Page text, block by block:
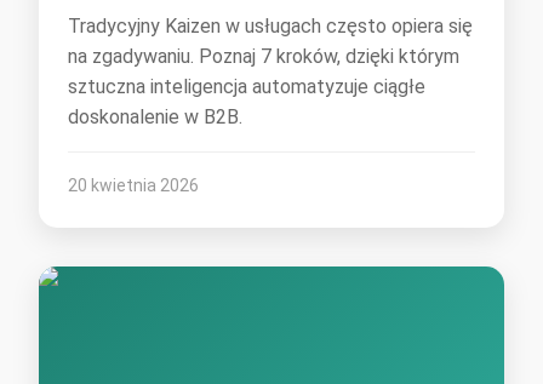
Tradycyjny Kaizen w usługach często opiera się
na zgadywaniu. Poznaj 7 kroków, dzięki którym
sztuczna inteligencja automatyzuje ciągłe
doskonalenie w B2B.
20 kwietnia 2026